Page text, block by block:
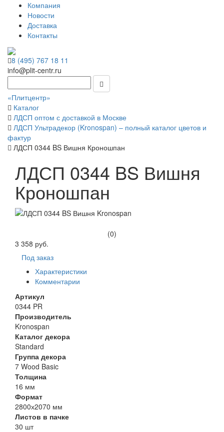
Компания
Новости
Доставка
Контакты
8 (495) 767 18 11
info@plit-centr.ru
«Плитцентр»
Каталог
ЛДСП оптом с доставкой в Москве
ЛДСП Ультрадекор (Kronospan) – полный каталог цветов и
фактур
ЛДСП 0344 BS Вишня Кроношпан
ЛДСП 0344 BS Вишня
Кроношпан
(0)
3 358 руб.
Под заказ
Характеристики
Комментарии
Артикул
0344 PR
Производитель
Kronospan
Каталог декора
Standard
Группа декора
7 Wood Basic
Толщина
16 мм
Формат
2800х2070 мм
Листов в пачке
30 шт